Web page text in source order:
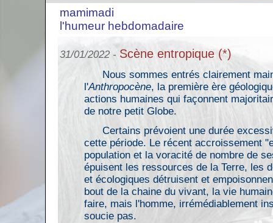
mamimadi
l'humeur hebdomadaire
31/01/2022 - Scène entropique (*)
Nous sommes entrés clairement
l'Anthropocène, la première ère
actions humaines qui façonnent
de notre petit Globe.
Certains prévoient une durée
cette période. Le récent accroissement
population et la voracité de nombre de
épuisent les ressources de la Terre, les
et écologiques détruisent et
bout de la chaine du vivant, la vie
faire, mais l'homme, irrémédiablement
soucie pas.